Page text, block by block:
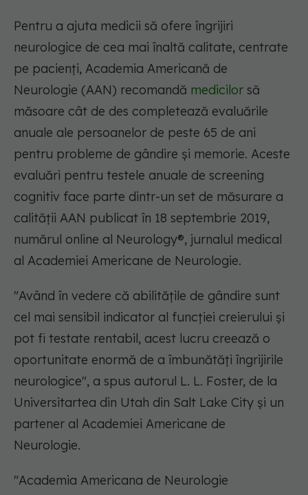
Pentru a ajuta medicii să ofere îngrijiri
neurologice de cea mai înaltă calitate, centrate
pe pacienți, Academia Americană de
Neurologie (AAN) recomandă medicilor să
măsoare cât de des completează evaluările
anuale ale persoanelor de peste 65 de ani
pentru probleme de gândire și memorie. Aceste
evaluări pentru testele anuale de screening
cognitiv face parte dintr-un set de măsurare a
calității AAN publicat în 18 septembrie 2019,
numărul online al Neurology®, jurnalul medical
al Academiei Americane de Neurologie.
"Având în vedere că abilitățile de gândire sunt
cel mai sensibil indicator al funcției creierului și
pot fi testate rentabil, acest lucru creează o
oportunitate enormă de a îmbunătăți îngrijirile
neurologice", a spus autorul L. L. Foster, de la
Universitartea din Utah din Salt Lake City și un
partener al Academiei Americane de
Neurologie.
"Academia Americana de Neurologie